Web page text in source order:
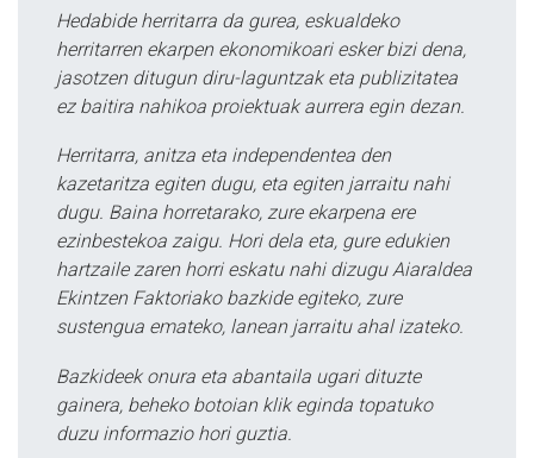
Hedabide herritarra da gurea, eskualdeko
herritarren ekarpen ekonomikoari esker bizi dena,
jasotzen ditugun diru-laguntzak eta publizitatea
ez baitira nahikoa proiektuak aurrera egin dezan.
Herritarra, anitza eta independentea den
kazetaritza egiten dugu, eta egiten jarraitu nahi
dugu. Baina horretarako, zure ekarpena ere
ezinbestekoa zaigu. Hori dela eta, gure edukien
hartzaile zaren horri eskatu nahi dizugu Aiaraldea
Ekintzen Faktoriako bazkide egiteko, zure
sustengua emateko, lanean jarraitu ahal izateko.
Bazkideek onura eta abantaila ugari dituzte
gainera, beheko botoian klik eginda topatuko
duzu informazio hori guztia.